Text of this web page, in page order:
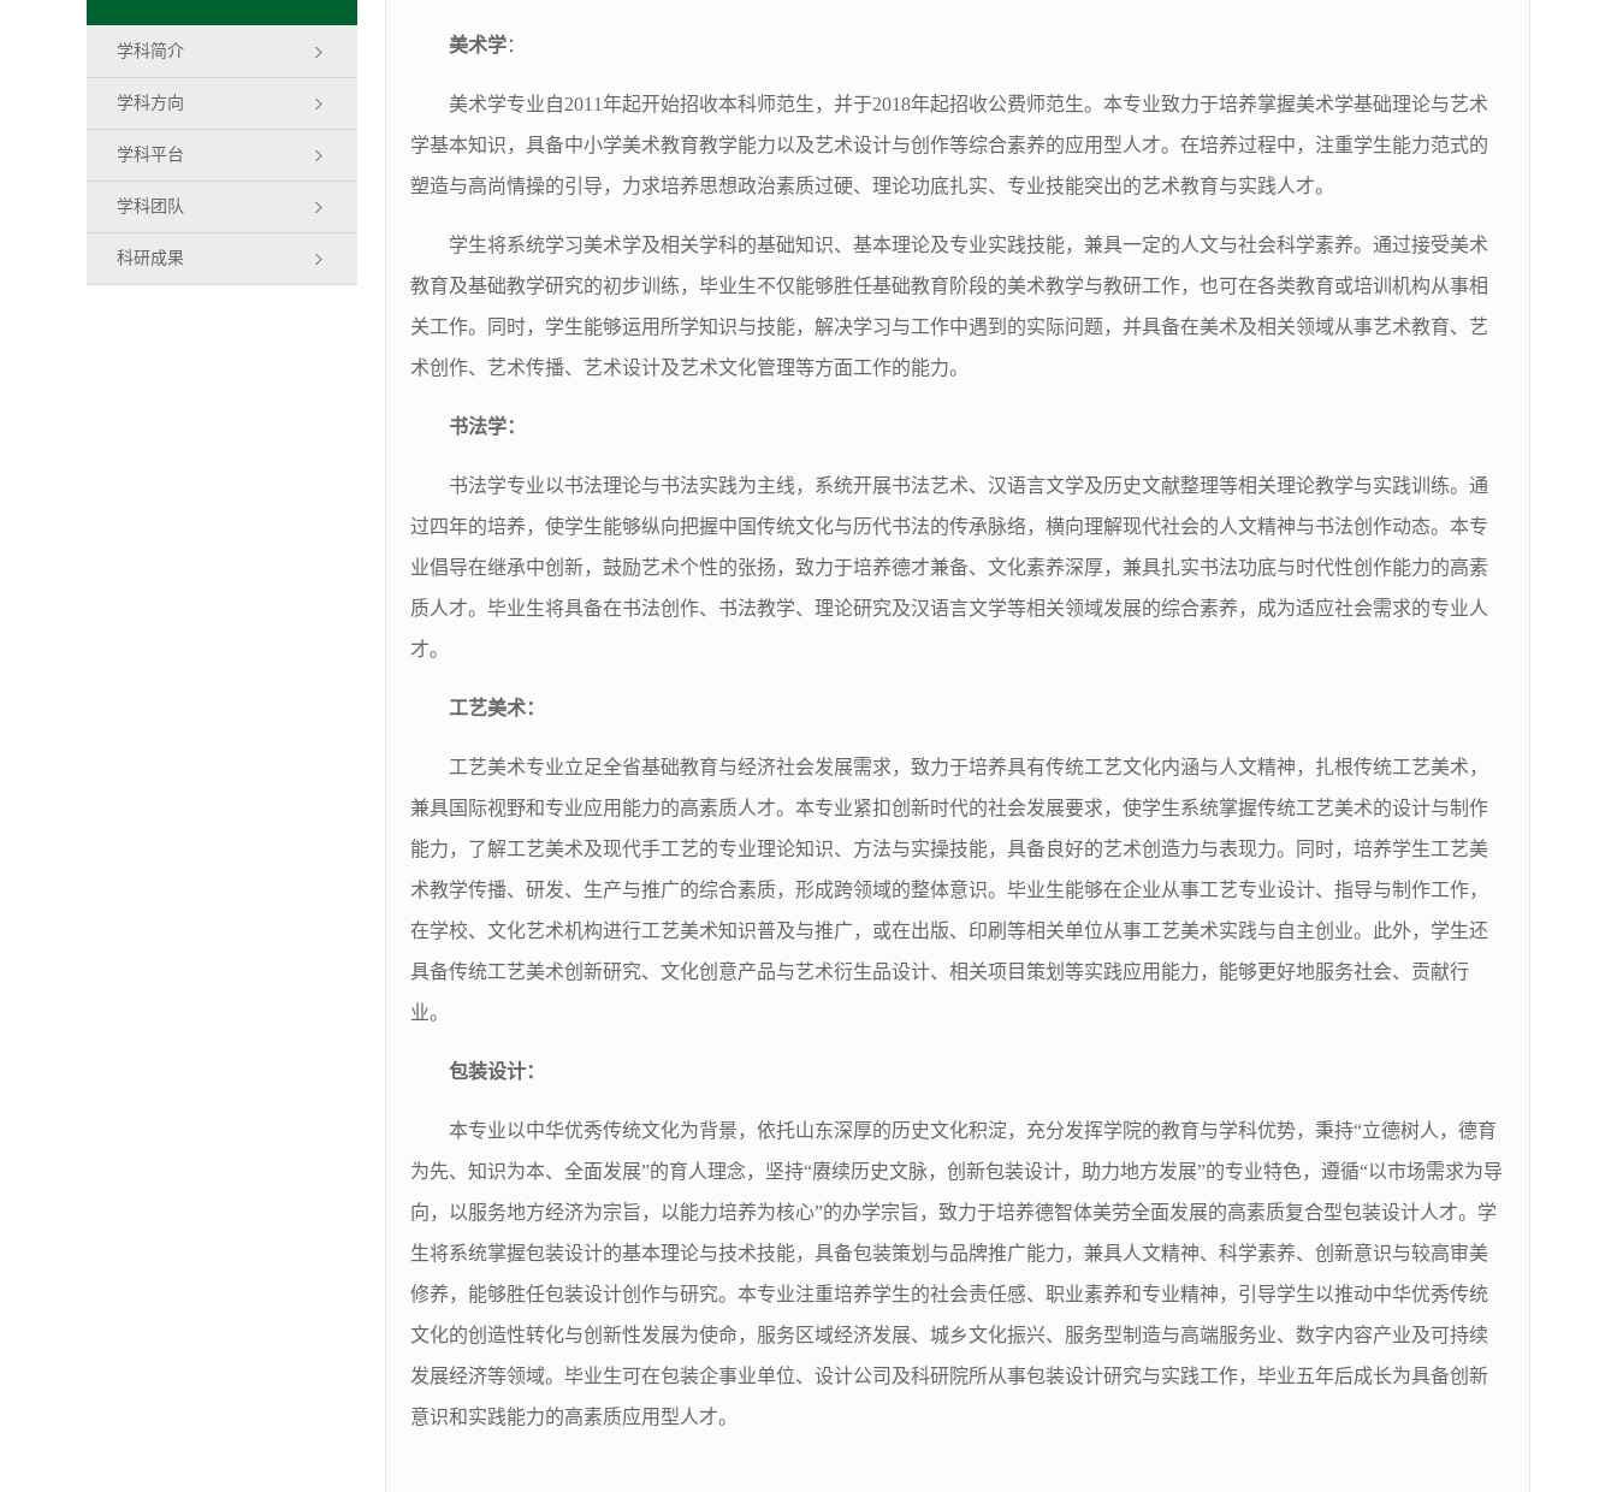
学科简介
学科方向
学科平台
学科团队
科研成果
美术学：
美术学专业自2011年起开始招收本科师范生，并于2018年起招收公费师范生。本专业致力于培养掌握美术学基础理论与艺术
学基本知识，具备中小学美术教育教学能力以及艺术设计与创作等综合素养的应用型人才。在培养过程中，注重学生能力范式的
塑造与高尚情操的引导，力求培养思想政治素质过硬、理论功底扎实、专业技能突出的艺术教育与实践人才。
学生将系统学习美术学及相关学科的基础知识、基本理论及专业实践技能，兼具一定的人文与社会科学素养。通过接受美术
教育及基础教学研究的初步训练，毕业生不仅能够胜任基础教育阶段的美术教学与教研工作，也可在各类教育或培训机构从事相
关工作。同时，学生能够运用所学知识与技能，解决学习与工作中遇到的实际问题，并具备在美术及相关领域从事艺术教育、艺
术创作、艺术传播、艺术设计及艺术文化管理等方面工作的能力。
书法学：
书法学专业以书法理论与书法实践为主线，系统开展书法艺术、汉语言文学及历史文献整理等相关理论教学与实践训练。通
过四年的培养，使学生能够纵向把握中国传统文化与历代书法的传承脉络，横向理解现代社会的人文精神与书法创作动态。本专
业倡导在继承中创新，鼓励艺术个性的张扬，致力于培养德才兼备、文化素养深厚，兼具扎实书法功底与时代性创作能力的高素
质人才。毕业生将具备在书法创作、书法教学、理论研究及汉语言文学等相关领域发展的综合素养，成为适应社会需求的专业人
才。
工艺美术：
工艺美术专业立足全省基础教育与经济社会发展需求，致力于培养具有传统工艺文化内涵与人文精神，扎根传统工艺美术，
兼具国际视野和专业应用能力的高素质人才。本专业紧扣创新时代的社会发展要求，使学生系统掌握传统工艺美术的设计与制作
能力，了解工艺美术及现代手工艺的专业理论知识、方法与实操技能，具备良好的艺术创造力与表现力。同时，培养学生工艺美
术教学传播、研发、生产与推广的综合素质，形成跨领域的整体意识。毕业生能够在企业从事工艺专业设计、指导与制作工作，
在学校、文化艺术机构进行工艺美术知识普及与推广，或在出版、印刷等相关单位从事工艺美术实践与自主创业。此外，学生还
具备传统工艺美术创新研究、文化创意产品与艺术衍生品设计、相关项目策划等实践应用能力，能够更好地服务社会、贡献行
业。
包装设计：
本专业以中华优秀传统文化为背景，依托山东深厚的历史文化积淀，充分发挥学院的教育与学科优势，秉持“立德树人，德育
为先、知识为本、全面发展”的育人理念，坚持“赓续历史文脉，创新包装设计，助力地方发展”的专业特色，遵循“以市场需求为导
向，以服务地方经济为宗旨，以能力培养为核心”的办学宗旨，致力于培养德智体美劳全面发展的高素质复合型包装设计人才。学
生将系统掌握包装设计的基本理论与技术技能，具备包装策划与品牌推广能力，兼具人文精神、科学素养、创新意识与较高审美
修养，能够胜任包装设计创作与研究。本专业注重培养学生的社会责任感、职业素养和专业精神，引导学生以推动中华优秀传统
文化的创造性转化与创新性发展为使命，服务区域经济发展、城乡文化振兴、服务型制造与高端服务业、数字内容产业及可持续
发展经济等领域。毕业生可在包装企事业单位、设计公司及科研院所从事包装设计研究与实践工作，毕业五年后成长为具备创新
意识和实践能力的高素质应用型人才。